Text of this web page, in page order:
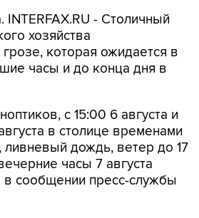
INTERFAX.RU - Столичный
хозяйства
которая ожидается в
часы и до конца дня в
с 15:00 6 августа и
в столице временами
ливневый дождь, ветер до 17
часы 7 августа
в сообщении пресс-службы